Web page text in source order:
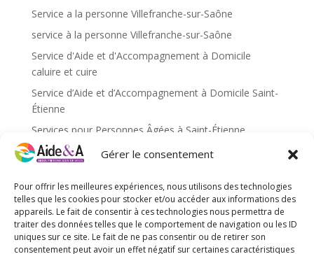
Gérer le consentement
Pour offrir les meilleures expériences, nous utilisons des technologies
telles que les cookies pour stocker et/ou accéder aux informations des
appareils. Le fait de consentir à ces technologies nous permettra de
traiter des données telles que le comportement de navigation ou les ID
uniques sur ce site. Le fait de ne pas consentir ou de retirer son
consentement peut avoir un effet négatif sur certaines caractéristiques
Service a la personne Villefranche-sur-Saône
service à la personne Villefranche-sur-Saône
Service d'Aide et d'Accompagnement à Domicile
caluire et cuire
Service d’Aide et d’Accompagnement à Domicile Saint-
Étienne
Services pour Personnes Âgées à Saint-Étienne
Services pour personnes âgées caluire et cuire
Services pour personnes âgées Villefranche-sur-Saône
Méta
Connexion